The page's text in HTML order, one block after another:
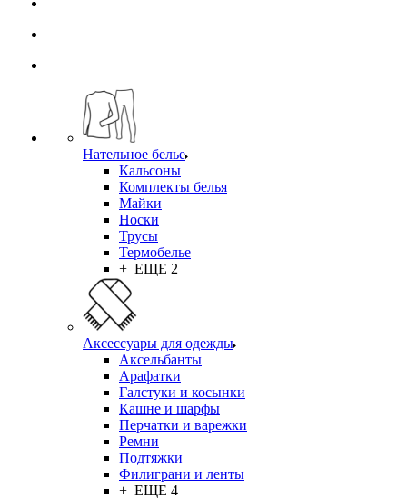
Нательное белье
Кальсоны
Комплекты белья
Майки
Носки
Трусы
Термобелье
+ ЕЩЕ 2
Аксессуары для одежды
Аксельбанты
Арафатки
Галстуки и косынки
Кашне и шарфы
Перчатки и варежки
Ремни
Подтяжки
Филиграни и ленты
+ ЕЩЕ 4